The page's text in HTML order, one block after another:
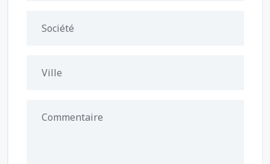
Société
Ville
Commentaire